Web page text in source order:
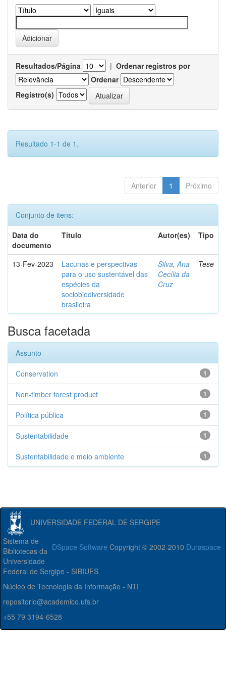
Resultados/Página | Ordenar registros por
Ordenar
Registro(s)
Resultado 1-1 de 1.
Anterior 1 Próximo
Conjunto de itens:
Data do
documento
Título Autor(es) Tipo
13-Fev-2023
Lacunas e perspectivas
para o uso sustentável das
espécies da
sociobiodiversidade
brasileira
Silva, Ana
Cecília da
Cruz
Tese
Busca facetada
Assunto
1
Conservation
1
Non-timber forest product
1
Política pública
1
Sustentabilidade
1
Sustentabilidade e meio ambiente
UNIVERSIDADE FEDERAL DE SERGIPE
DSpace Software Copyright © 2002-2010 Duraspace
Sistema de
Bibliotecas da
Universidade
Federal de Sergipe - SIBIUFS
Núcleo de Tecnologia da Informação - NTI
repositorio@academico.ufs.br
+55 79 3194-6528